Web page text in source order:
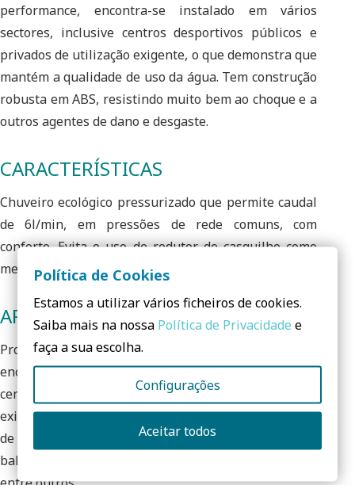
performance, encontra-se instalado em vários
sectores, inclusive centros desportivos públicos e
privados de utilização exigente, o que demonstra que
mantém a qualidade de uso da água. Tem construção
robusta em ABS, resistindo muito bem ao choque e a
outros agentes de dano e desgaste.
CARACTERÍSTICAS
Chuveiro ecológico pressurizado que permite caudal
de 6l/min, em pressões de rede comuns, com
conforto. Evita o uso de redutor de casquilho como
medida de poupança. Garantia de 3 anos.
APLICAÇÕES
Produto de engenharia de alta performance,
encontra-se instalado em vários sectores, inclusive
centros desportivos públicos e privados de utilização
exigente, o que demonstra que mantém a qualidade
de uso da água. Tem sido adotado em hotéis (nos
balneários), equipamentos desportivos e fábricas,
Política de Cookies
Estamos a utilizar vários ficheiros de cookies.
Saiba mais na nossa Política de Privacidade e
faça a sua escolha.
Configurações
Aceitar todos